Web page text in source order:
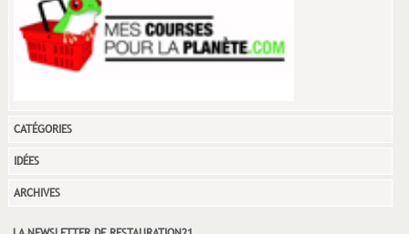
CATÉGORIES
IDÉES
ARCHIVES